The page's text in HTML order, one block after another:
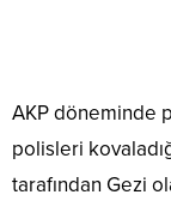
AKP döneminde
polisleri
tarafından Gezi